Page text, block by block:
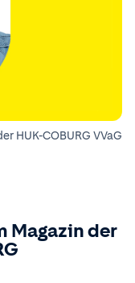
HUK-COBURG VVaG
Magazin der